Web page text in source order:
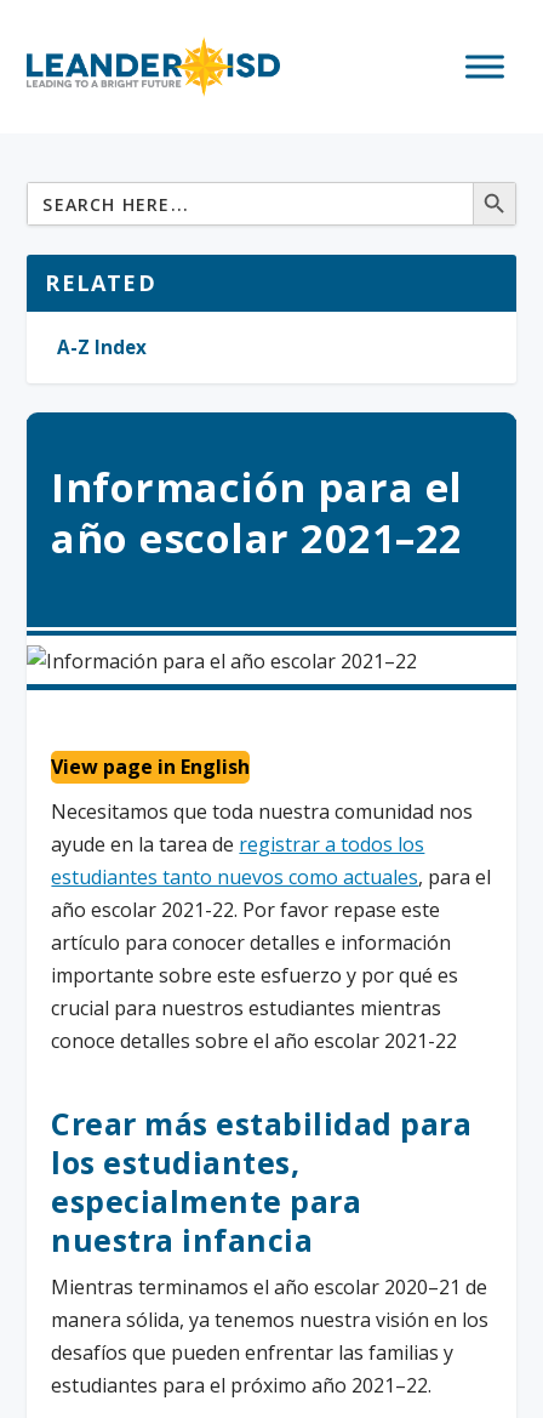
Información para el
año escolar 2021–22
View page in English
Necesitamos que toda nuestra comunidad nos
ayude en la tarea de registrar a todos los
estudiantes tanto nuevos como actuales, para el
año escolar 2021-22. Por favor repase este
artículo para conocer detalles e información
importante sobre este esfuerzo y por qué es
crucial para nuestros estudiantes mientras
conoce detalles sobre el año escolar 2021-22
Crear más estabilidad para
los estudiantes,
especialmente para
nuestra infancia
Mientras terminamos el año escolar 2020–21 de
manera sólida, ya tenemos nuestra visión en los
desafíos que pueden enfrentar las familias y
estudiantes para el próximo año 2021–22.
RELATED
A-Z Index